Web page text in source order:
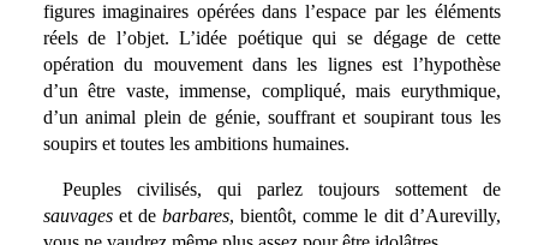
figures imaginaires opérées dans l’espace par les éléments
réels de l’objet. L’idée poétique qui se dégage de cette
opération du mouvement dans les lignes est l’hypothèse
d’un être vaste, immense, compliqué, mais eurythmique,
d’un animal plein de génie, souffrant et soupirant tous les
soupirs et toutes les ambitions humaines.
Peuples civilisés, qui parlez toujours sottement de
sauvageset debarbares, bientôt, comme le dit d’Aurevilly,